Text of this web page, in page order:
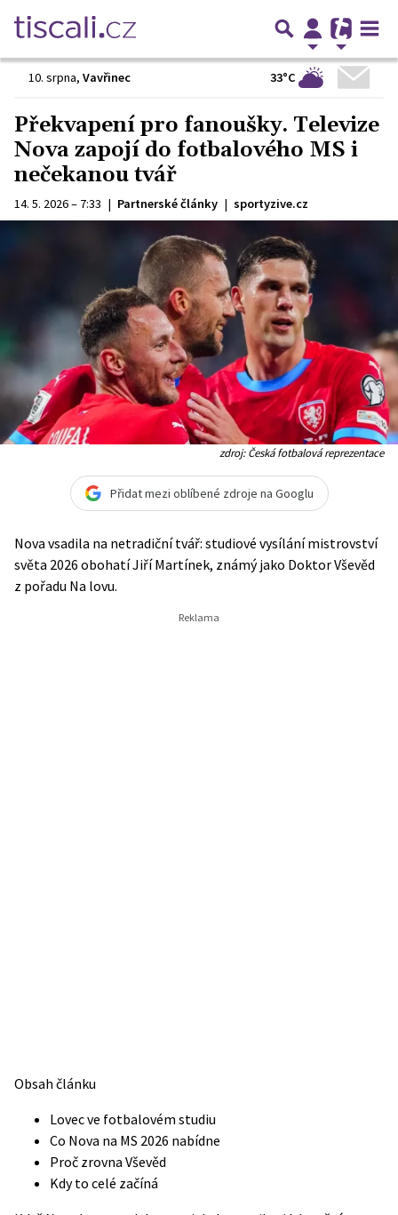
10. srpna, Vavřinec 33°C
Překvapení pro fanoušky. Televize
Nova zapojí do fotbalového MS i
nečekanou tvář
14. 5. 2026 – 7:33 | Partnerské články | sportyzive.cz
zdroj: Česká fotbalová reprezentace
Přidat mezi oblíbené zdroje na Googlu
Nova vsadila na netradiční tvář: studiové vysílání mistrovství
světa 2026 obohatí Jiří Martínek, známý jako Doktor Vševěd
z pořadu Na lovu.
Obsah článku
Lovec ve fotbalovém studiu
Co Nova na MS 2026 nabídne
Proč zrovna Vševěd
Kdy to celé začíná